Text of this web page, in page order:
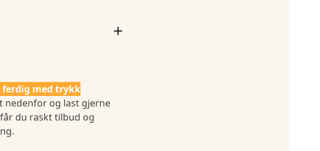
ferdig med trykk
nedenfor og last gjerne
du raskt tilbud og